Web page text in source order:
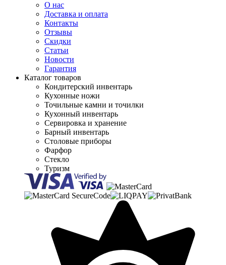
О нас
Доставка и оплата
Контакты
Отзывы
Скидки
Статьи
Новости
Гарантия
Каталог товаров
Кондитерский инвентарь
Кухонные ножи
Точильные камни и точилки
Кухонный инвентарь
Сервировка и хранение
Барный инвентарь
Столовые приборы
Фарфор
Стекло
Туризм